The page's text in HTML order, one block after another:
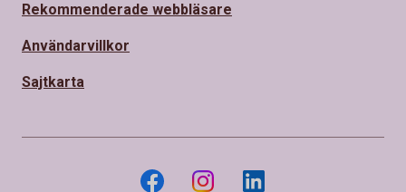
Rekommenderade webbläsare
Användarvillkor
Sajtkarta